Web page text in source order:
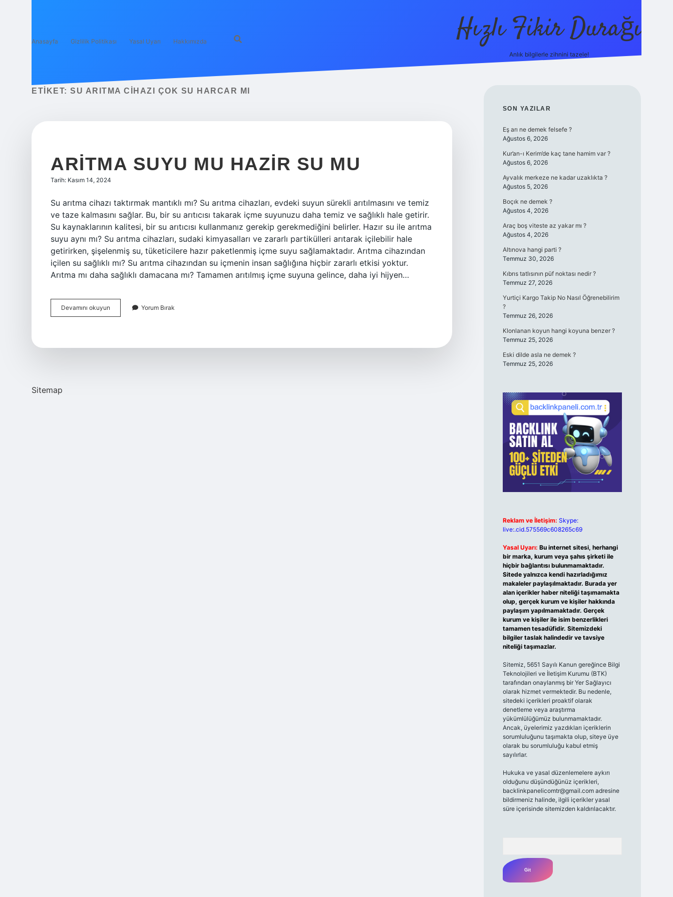
Anasayfa Gizlilik Politikası Yasal Uyarı Hakkımızda Hızlı Fikir Durağı
Anlık bilgilerle zihnini tazele!
ETIKET: SU ARITMA CIHAZI ÇOK SU HARCAR MI
ARITMA SUYU MU HAZIR SU MU
Tarih: Kasım 14, 2024
Su arıtma cihazı taktırmak mantıklı mı? Su arıtma cihazları, evdeki suyun sürekli arıtılmasını ve temiz
ve taze kalmasını sağlar. Bu, bir su arıtıcısı takarak içme suyunuzu daha temiz ve sağlıklı hale getirir.
Su kaynaklarının kalitesi, bir su arıtıcısı kullanmanız gerekip gerekmediğini belirler. Hazır su ile arıtma
suyu aynı mı? Su arıtma cihazları, sudaki kimyasalları ve zararlı partikülleri arıtarak içilebilir hale
getirirken, şişelenmiş su, tüketicilere hazır paketlenmiş içme suyu sağlamaktadır. Arıtma cihazından
içilen su sağlıklı mı? Su arıtma cihazından su içmenin insan sağlığına hiçbir zararlı etkisi yoktur.
Arıtma mı daha sağlıklı damacana mı? Tamamen arıtılmış içme suyuna gelince, daha iyi hijyen…
Devamını okuyun
Suyu
Yorum Bırak
Sitemap
SIDEBAR
SON YAZILAR
Eş arı ne demek felsefe ?
Ağustos 6, 2026
Kur’an-ı Kerim’de kaç tane hamim var ?
Ağustos 6, 2026
Ayvalık merkeze ne kadar uzaklıkta ?
Ağustos 5, 2026
Boçık ne demek ?
Ağustos 4, 2026
Araç boş viteste az yakar mı ?
Ağustos 4, 2026
Altınova hangi parti ?
Temmuz 30, 2026
Kıbrıs tatlısının püf noktası nedir ?
Temmuz 27, 2026
Yurtiçi Kargo Takip No Nasıl Öğrenebilirim
?
Temmuz 26, 2026
Klonlanan koyun hangi koyuna benzer ?
Temmuz 25, 2026
Eski dilde asla ne demek ?
Temmuz 25, 2026
Reklam ve İletişim: Skype:
live:.cid.575569c608265c69
Yasal Uyarı: Bu internet sitesi, herhangi
bir marka, kurum veya şahıs şirketi ile
hiçbir bağlantısı bulunmamaktadır.
Sitede yalnızca kendi hazırladığımız
makaleler paylaşılmaktadır. Burada yer
alan içerikler haber niteliği taşımamakta
olup, gerçek kurum ve kişiler hakkında
paylaşım yapılmamaktadır. Gerçek
kurum ve kişiler ile isim benzerlikleri
tamamen tesadüfidir. Sitemizdeki
bilgiler taslak halindedir ve tavsiye
niteliği taşımazlar.
Sitemiz, 5651 Sayılı Kanun gereğince Bilgi
Teknolojileri ve İletişim Kurumu (BTK)
tarafından onaylanmış bir Yer Sağlayıcı
olarak hizmet vermektedir. Bu nedenle,
sitedeki içerikleri proaktif olarak
denetleme veya araştırma
yükümlülüğümüz bulunmamaktadır.
Ancak, üyelerimiz yazdıkları içeriklerin
sorumluluğunu taşımakta olup, siteye üye
olarak bu sorumluluğu kabul etmiş
sayılırlar.
Hukuka ve yasal düzenlemelere aykırı
olduğunu düşündüğünüz içerikleri,
backlinkpanelicomtr@gmail.comadresine
bildirmeniz halinde, ilgili içerikler yasal
süre içerisinde sitemizden kaldırılacaktır.